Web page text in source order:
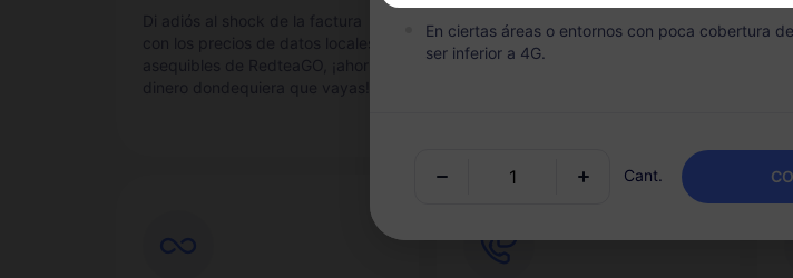
Activa tu eSIM de manera rápida
y sencilla desde tu teléfono.
En ciertas áreas o entornos con poca cobertura
ser inferior a 4G.
Cant.